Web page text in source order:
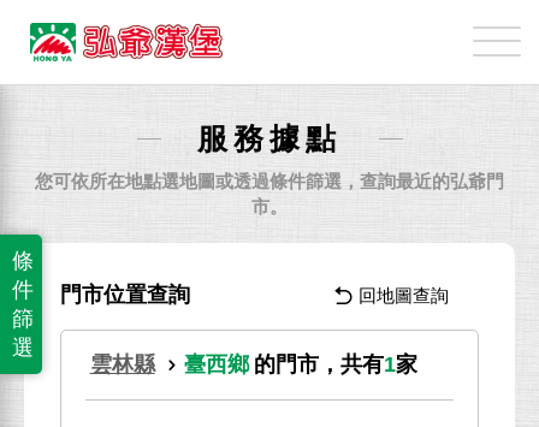
弘
爺
國
業
份
有
限
公
司
服務據點
您可依所在地點選地圖或透過條件篩選，查詢最近的弘爺門
市。
條
件
篩
選
門市位置查詢 回地圖查詢
雲林縣 臺西鄉 的門市，共有1家